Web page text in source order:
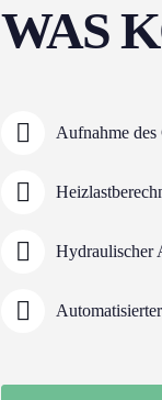
WAS
Aufnahme des
Hydraulischer